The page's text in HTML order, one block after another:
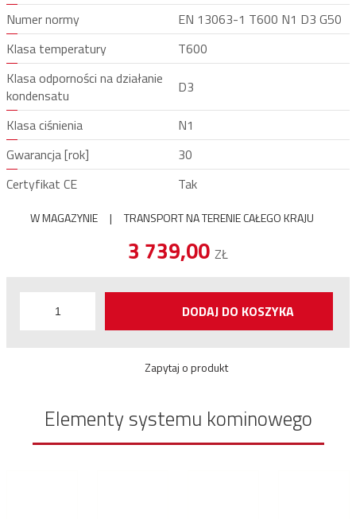
Numer normy
EN 13063-1 T600 N1 D3 G50
Klasa temperatury
T600
Klasa odporności na działanie
kondensatu
D3
Klasa ciśnienia
N1
Gwarancja [rok]
30
Certyfikat CE
Tak
W MAGAZYNIE | TRANSPORT NA TERENIE CAŁEGO KRAJU
3 739,00 ZŁ
DODAJ DO KOSZYKA
Zapytaj o produkt
Elementy systemu kominowego